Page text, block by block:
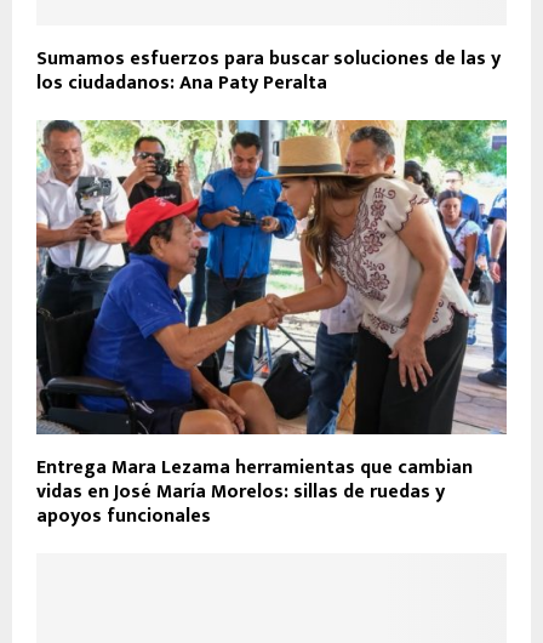
Sumamos esfuerzos para buscar soluciones de las y
los ciudadanos: Ana Paty Peralta
Entrega Mara Lezama herramientas que cambian
vidas en José María Morelos: sillas de ruedas y
apoyos funcionales